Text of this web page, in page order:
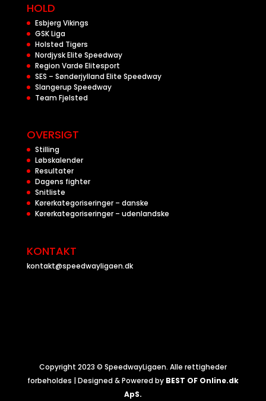
HOLD
Esbjerg Vikings
GSK Liga
Holsted Tigers
Nordjysk Elite Speedway
Region Varde Elitesport
SES – Sønderjylland Elite Speedway
Slangerup Speedway
Team Fjelsted
OVERSIGT
Stilling
Løbskalender
Resultater
Dagens fighter
Snitliste
Kørerkategoriseringer – danske
Kørerkategoriseringer – udenlandske
KONTAKT
kontakt@speedwayligaen.dk
Copyright 2023 © SpeedwayLigaen. Alle rettigheder
forbeholdes | Designed & Powered by BEST OF Online.dk
ApS.